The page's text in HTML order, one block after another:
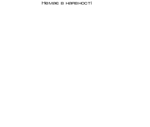
Немає в наявності